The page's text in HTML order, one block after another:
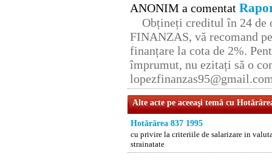
ANONIM a comentat
Obțineți creditul în 24 de
FINANZAS, vă recomand
finanțare la cota de 2%.
împrumut, nu ezitați să o
Alte acte pe aceeaşi temă cu
Hotărârea 837 1995
cu privire la criteriile de salarizare in
strainatate